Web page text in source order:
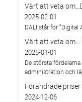
Värt att veta
2025-02-01
DALI står för ”Digital
Värt att veta om…
2025-01-01
De största
administration och
Förändrade
2024-12-06